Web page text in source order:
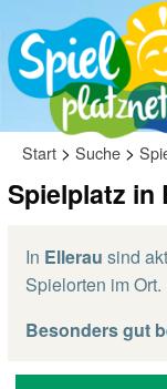
Start > Suche >
Spielplatz in
In Ellerau sind
Spielorten im Ort.
Besonders gut